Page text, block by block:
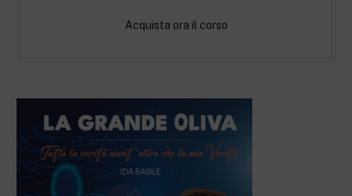
Acquista ora il corso